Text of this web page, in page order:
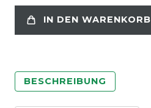
IN DEN WARENKORB
BESCHREIBUNG